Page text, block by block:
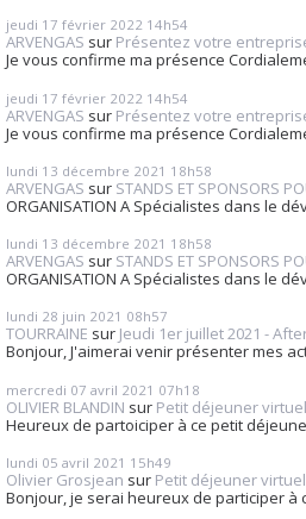
jeudi 17 février 2022 14h54
ARVENGAS sur Présentez votre
Je vous confirme ma présence
jeudi 17 février 2022 14h54
ARVENGAS sur Présentez votre
Je vous confirme ma présence
lundi 13 décembre 2021 18h58
ARVENGAS sur STANDS ET SPONSORS
ORGANISATION A Spécialistes dans le
lundi 13 décembre 2021 18h58
ARVENGAS sur STANDS ET SPONSORS
ORGANISATION A Spécialistes dans le
lundi 28 juin 2021 08h57
TOURRAINE sur Jeudi 1er juillet 2021 -
Bonjour, J'aimerai venir présenter mes
mercredi 07 avril 2021 07h18
OLIVIER BLANDIN sur Petit déjeuner
Heureux de partoiciper à ce petit
lundi 05 avril 2021 15h49
Olivier Grosjean sur Petit déjeuner
Bonjour, je serai heureux de participer à